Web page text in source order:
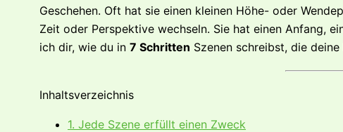
Geschehen. Oft hat sie einen kleinen Höhe- oder
Zeit oder Perspektive wechseln. Sie hat einen Anfang,
ich dir, wie du in 7 Schritten Szenen schreibst, die deine
Inhaltsverzeichnis
1. Jede Szene erfüllt einen Zweck